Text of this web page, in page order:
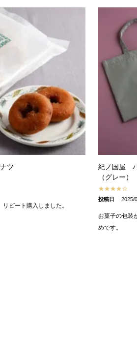
ツ
ピート購入しました。
紀ノ国屋
（グレー）
投稿日 2025/
お菓子の包装
めです。